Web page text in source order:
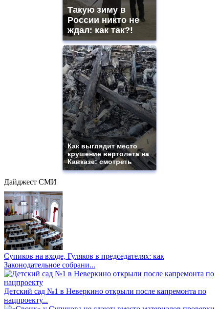
Такую зиму в
России никто не
ждал: как так?!
Как выглядит место
крушение вертолета на
Кавказе: смотреть
Дайджест СМИ
Супиков на входе, Гуляков в председателях: как
Законодательное собрани...
Детский сад №1 в Неверкино открыли после капремонта по
нацпроекту...